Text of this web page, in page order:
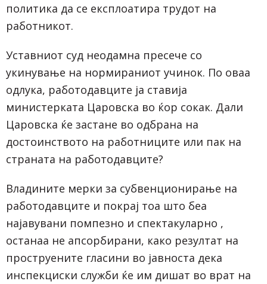
политика да се експлоатира трудот на
работникот.
Уставниот суд неодамна пресече со
укинување на нормираниот учинок. По оваа
одлука, работодавците ја ставија
министерката Царовска во ќор сокак. Дали
Царовска ќе застане во одбрана на
достоинството на работниците или пак на
страната на работодавците?
Владините мерки за субвенционирање на
работодавците и покрај тоа што беа
најавувани помпезно и спектакуларно ,
останаа не апсорбирани, како резултат на
проструените гласини во јавноста дека
инспекциски служби ќе им дишат во врат на